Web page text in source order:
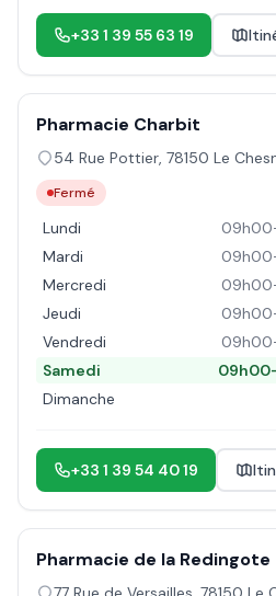
+33 1 39 55 63 19
Pharmacie Charbit
54 Rue Pottier, 78150 Le
Fermé
Lundi
Mardi
Mercredi
Jeudi
Vendredi
Samedi
Dimanche
+33 1 39 54 40 19
Pharmacie de la Redingote